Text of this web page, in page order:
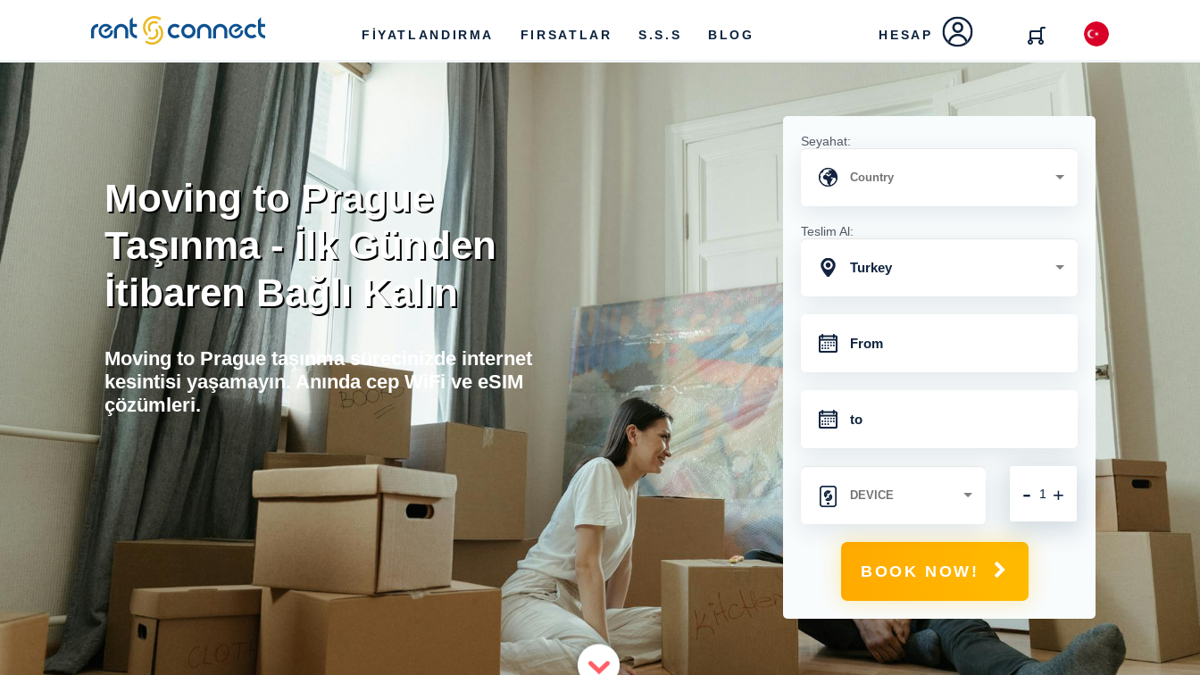
RENT'N
CONNECT
FİYATLANDIRMA FIRSATLAR S.S.S BLOG HESAP
Moving to Prague
Taşınma - İlk Günden
İtibaren Bağlı Kalın
Moving to Prague taşınma sürecinizde internet
kesintisi yaşamayın. Anında cep WiFi ve eSIM
çözümleri.
Seyahat:
Teslim Al:
Turkey
+
-
BOOK NOW!